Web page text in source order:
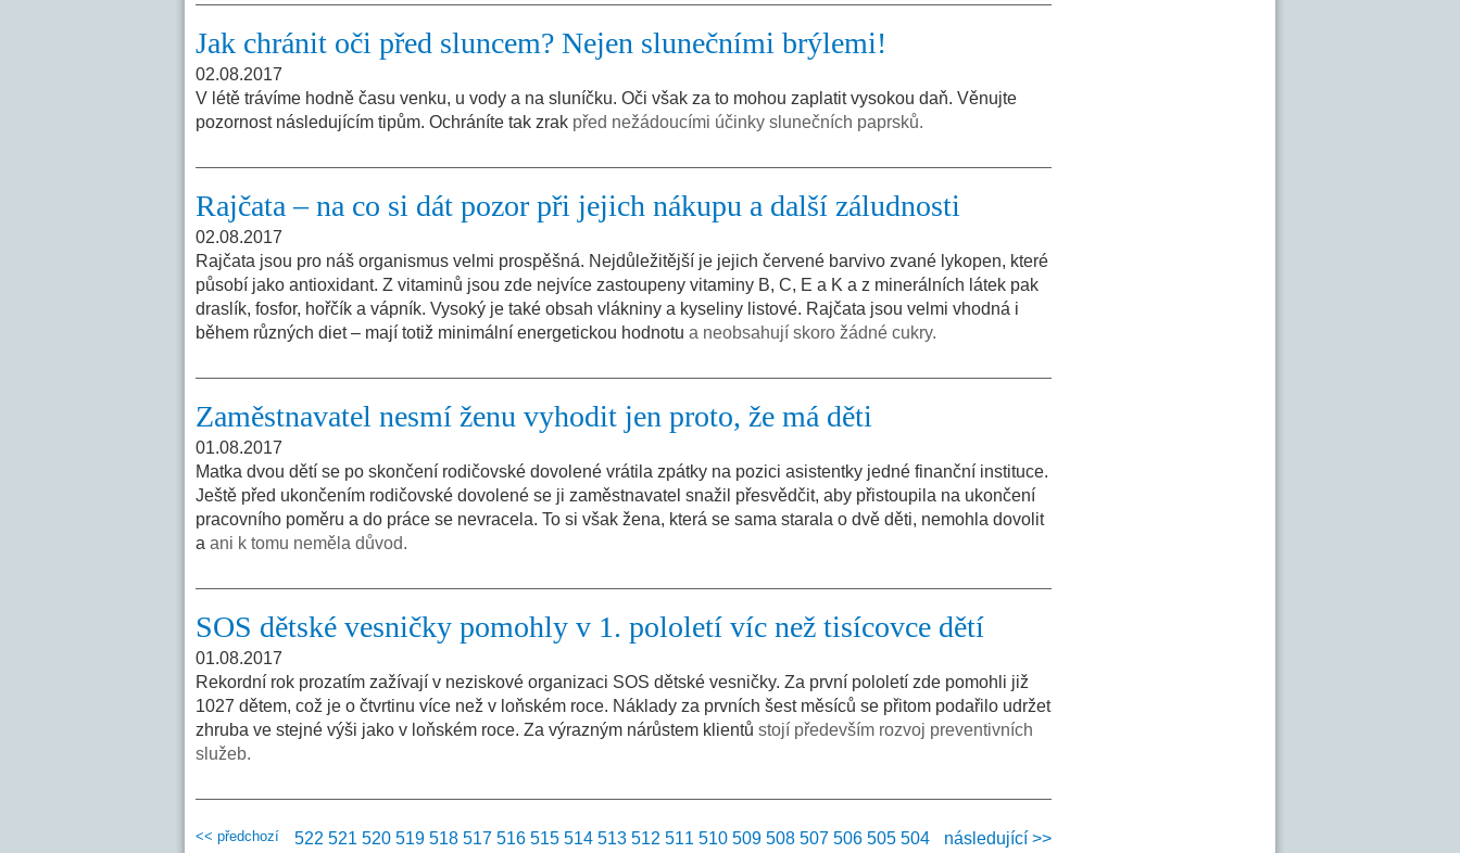
Jak chránit oči před sluncem? Nejen slunečními brýlemi!
02.08.2017
V létě trávíme hodně času venku, u vody a na sluníčku. Oči však za to mohou zaplatit vysokou daň. Věnujte
pozornost následujícím tipům. Ochráníte tak zrak před nežádoucími účinky slunečních paprsků.
Rajčata – na co si dát pozor při jejich nákupu a další záludnosti
02.08.2017
Rajčata jsou pro náš organismus velmi prospěšná. Nejdůležitější je jejich červené barvivo zvané lykopen, které
působí jako antioxidant. Z vitaminů jsou zde nejvíce zastoupeny vitaminy B, C, E a K a z minerálních látek pak
draslík, fosfor, hořčík a vápník. Vysoký je také obsah vlákniny a kyseliny listové. Rajčata jsou velmi vhodná i
během různých diet – mají totiž minimální energetickou hodnotu a neobsahují skoro žádné cukry.
Zaměstnavatel nesmí ženu vyhodit jen proto, že má děti
01.08.2017
Matka dvou dětí se po skončení rodičovské dovolené vrátila zpátky na pozici asistentky jedné finanční instituce.
Ještě před ukončením rodičovské dovolené se ji zaměstnavatel snažil přesvědčit, aby přistoupila na ukončení
pracovního poměru a do práce se nevracela. To si však žena, která se sama starala o dvě děti, nemohla dovolit
a ani k tomu neměla důvod.
SOS dětské vesničky pomohly v 1. pololetí víc než tisícovce dětí
01.08.2017
Rekordní rok prozatím zažívají v neziskové organizaci SOS dětské vesničky. Za první pololetí zde pomohli již
1027 dětem, což je o čtvrtinu více než v loňském roce. Náklady za prvních šest měsíců se přitom podařilo udržet
zhruba ve stejné výši jako v loňském roce. Za výrazným nárůstem klientů stojí především rozvoj preventivních
služeb.
<< předchozí následující >>
522 521 520 519 518 517 516 515 514 513 512 511 510 509 508 507 506 505 504